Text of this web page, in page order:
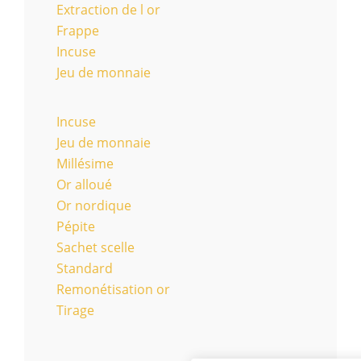
Extraction de l or
Frappe
Incuse
Jeu de monnaie
Incuse
Jeu de monnaie
Millésime
Or alloué
Or nordique
Pépite
Sachet scelle
Standard
Remonétisation or
Tirage